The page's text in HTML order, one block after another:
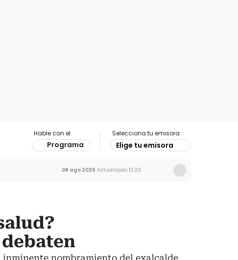
Hable con el
Programa
Selecciona tu emisora
Elige tu emisora
08 ago 2026 Actualizado 13:20
inminente nombramiento del exalcalde